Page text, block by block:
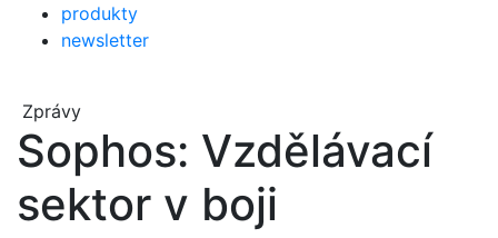
produkty
newsletter
Zprávy
Sophos: Vzdělávací
sektor v boji